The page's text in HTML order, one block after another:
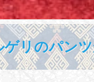
リのパン